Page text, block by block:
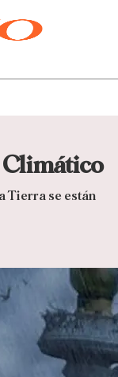
Climático
Tierra se están